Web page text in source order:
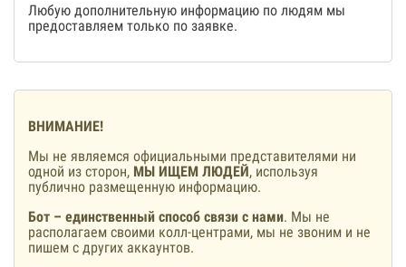
Любую дополнительную информацию по людям мы
предоставляем только по заявке.
ВНИМАНИЕ!
Мы не являемся официальными представителями ни
одной из сторон, МЫ ИЩЕМ ЛЮДЕЙ, используя
публично размещенную информацию.
Бот – единственный способ связи с нами. Мы не
располагаем своими колл-центрами, мы не звоним и не
пишем с других аккаунтов.